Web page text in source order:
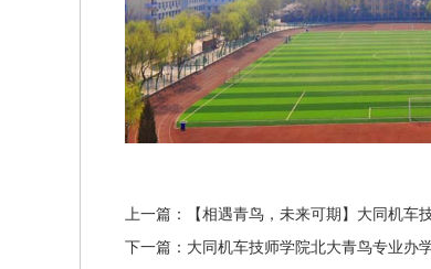
上一篇：【相遇青鸟，未来可期】大同机车
下一篇：大同机车技师学院北大青鸟专业办